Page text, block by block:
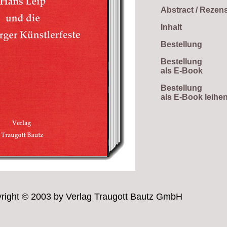
Abstract /
Inhalt
Bestellung
Bestellung
als E-Book
Bestellung
als E-Book leihen
© 2003 by Verlag Traugott Bautz GmbH